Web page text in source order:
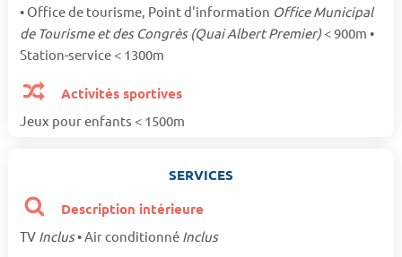
• Office de tourisme, Point d'information Office Municipal
de Tourisme et des Congrès (Quai Albert Premier) < 900m •
Station-service < 1300m
Activités sportives
Jeux pour enfants < 1500m
SERVICES
Description intérieure
TV Inclus• Air conditionné Inclus